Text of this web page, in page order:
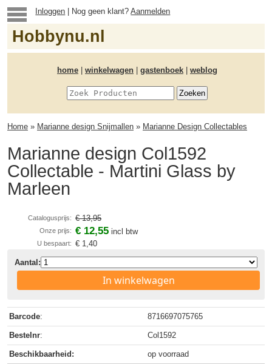
Inloggen | Nog geen klant?Aanmelden
Hobbynu.nl
home winkelwagen gastenboek weblog
Home » Marianne design Snijmallen » Marianne Design Collectables
Marianne design Col1592
Collectable - Martini Glass by
Marleen
Catalogusprijs: € 13,95
Onze prijs: € 12,55 incl btw
U bespaart: € 1,40
Aantal:
In winkelwagen
Barcode: 8716697075765
Bestelnr: Col1592
Beschikbaarheid: op voorraad